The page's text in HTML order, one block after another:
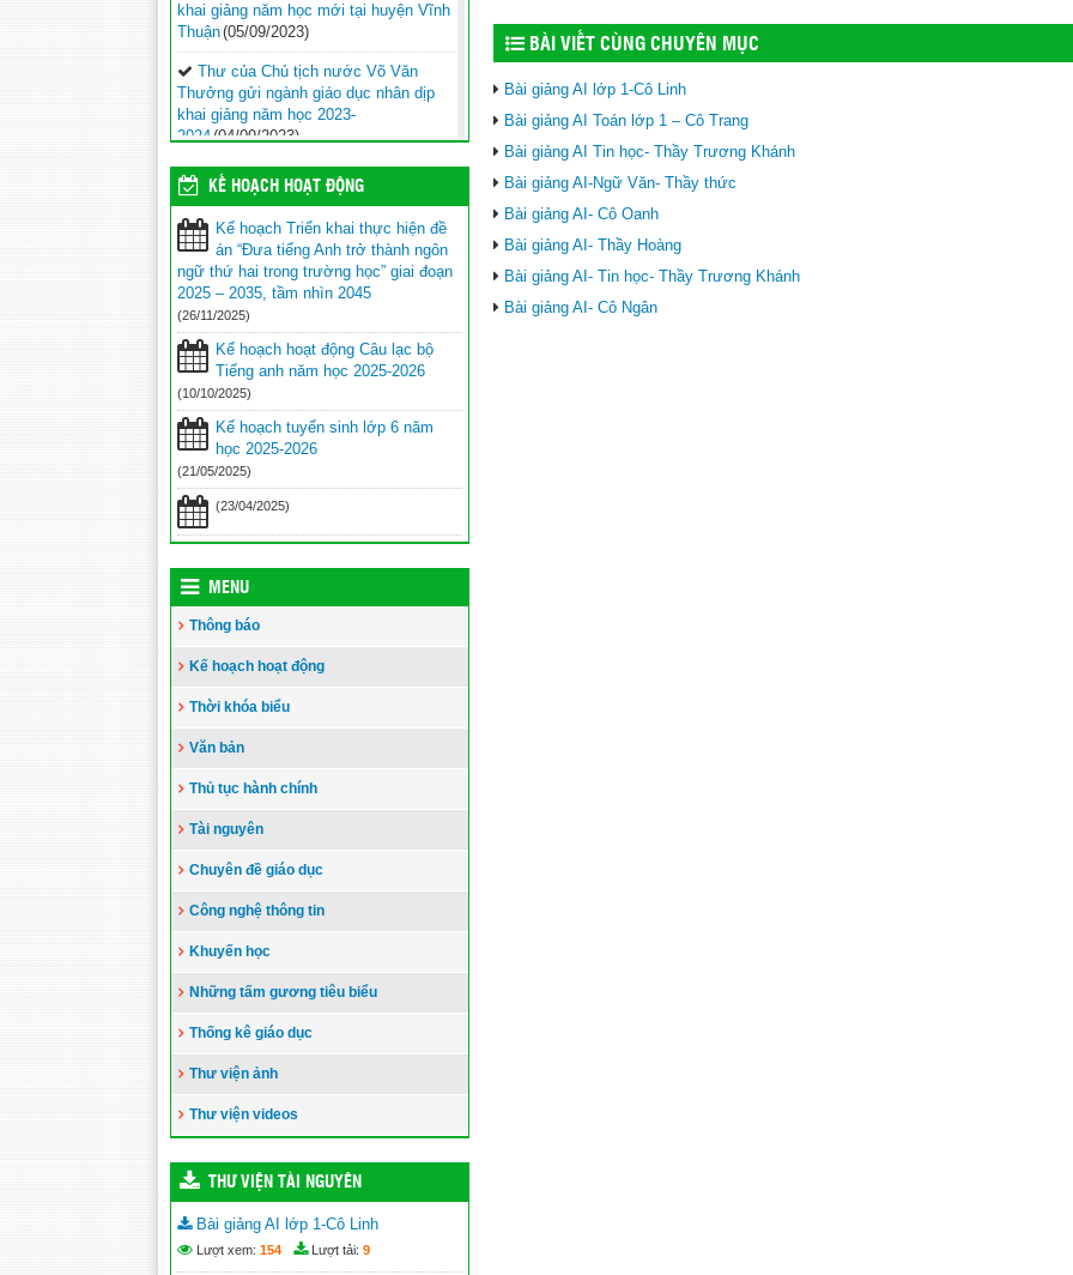
BÀI VIẾT CÙNG CHUYÊN MỤC
Bài giảng AI lớp 1-Cô Linh
Bài giảng AI Toán lớp 1 – Cô Trang
Bài giảng AI Tin học- Thầy Trương Khánh
Bài giảng AI-Ngữ Văn- Thầy thức
Bài giảng AI- Cô Oanh
Bài giảng AI- Thầy Hoàng
Bài giảng AI- Tin học- Thầy Trương Khánh
Bài giảng AI- Cô Ngân
khai giảng năm học mới tại huyện Vĩnh
Thuận(05/09/2023)
Thư của Chủ tịch nước Võ Văn
Thưởng gửi ngành giáo dục nhân dịp
khai giảng năm học 2023-
2024(04/09/2023)
Phối hợp với ngành giáo dục trên địa
bàn huyện Vĩnh Thuận trong công tác
thu hộ học phí (30/08/2023)
Vĩnh Thuận sẵn sàng cho năm học
mới 2023-2024 (30/08/2023)
Tổng kết năm học 2022-2023 và triển
khai phương hướng, nhiệm vụ trọng
tâm năm học 2023-2024
(30/08/2023)
Trao 20 suất quà cho học sinh có
hoàn cảnh khó khăn trước thềm năm
học mới(25/08/2023)
Toà án nhân dân tỉnh Kiên Giang
tặng Quỹ khuyến học huyện Vĩnh
Thuận trước thềm năm học 2023-
2024(15/08/2023)
Đẩy nhanh tiến độ thi công “Công
trình xây nhà khuyến học năm 2023”
tặng học sinh nghèo vượt khó học giỏi
hiện chưa có nhà ở
KẾ HOẠCH HOẠT ĐỘNG
Kế hoạch Triển khai thực hiện đề
án “Đưa tiếng Anh trở thành ngôn
ngữ thứ hai trong trường học” giai đoạn
2025 – 2035, tầm nhìn 2045
(26/11/2025)
Kế hoạch hoạt động Câu lạc bộ
Tiếng anh năm học 2025-2026
(10/10/2025)
Kế hoạch tuyển sinh lớp 6 năm
học 2025-2026
(21/05/2025)
(23/04/2025)
MENU
Thông báo
Kế hoạch hoạt động
Thời khóa biểu
Văn bản
Thủ tục hành chính
Tài nguyên
Chuyên đề giáo dục
Công nghệ thông tin
Khuyến học
Những tấm gương tiêu biểu
Thống kê giáo dục
Thư viện ảnh
Thư viện videos
THƯ VIỆN TÀI NGUYÊN
Bài giảng AI lớp 1-Cô Linh
Lượt xem: 154 Lượt tải: 9